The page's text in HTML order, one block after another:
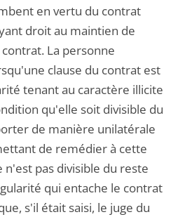
en vertu du contrat
droit au maintien de
La personne
clause du contrat est
tenant au caractère illicite
qu'elle soit divisible du
de manière unilatérale
de remédier à cette
n'est pas divisible du reste
qui entache le contrat
s'il était saisi, le juge du